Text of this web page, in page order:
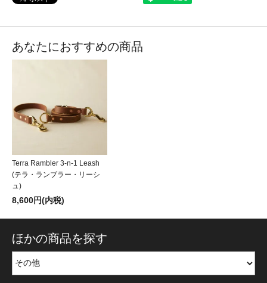
あなたにおすすめの商品
Terra Rambler 3-n-1 Leash
(テラ・ランブラー・リーシ
ュ)
8,600円(内税)
ほかの商品を探す